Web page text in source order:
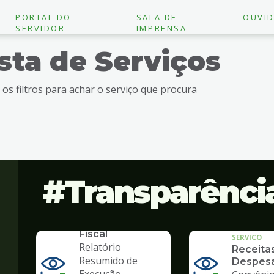
PORTAL DO
SERVIDOR
SALA DE
IMPRENSA
de Serviços
os filtros para achar o serviço que procura
SERVICO
Fiscal
Relatório
Resumido de
SERVICO